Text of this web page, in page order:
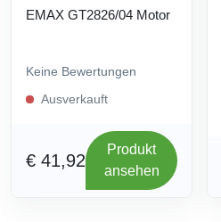
EMAX GT2826/04 Motor
Keine Bewertungen
Ausverkauft
€ 41,92
Produkt
ansehen